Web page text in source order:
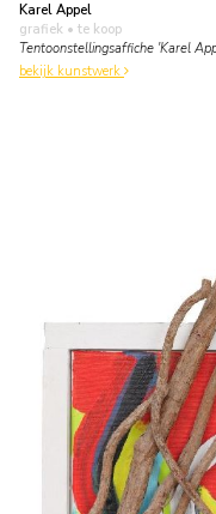
Karel Appel
grafiek • te koop
Tentoonstellingsaffiche 'Karel
bekijk kunstwerk